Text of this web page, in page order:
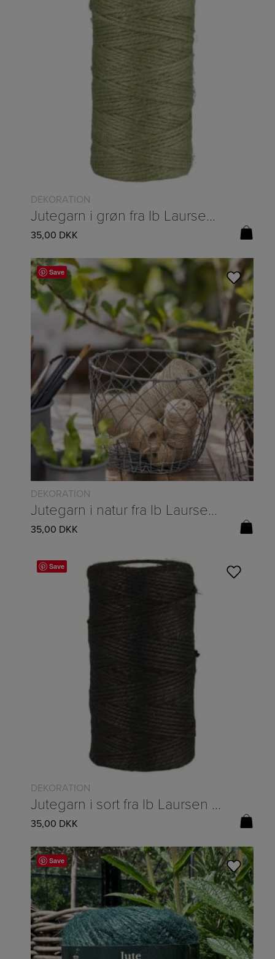
DEKORATION
Jutegarn i grøn fra Ib Laursen – 100 m
35,00 DKK
Save
DEKORATION
Jutegarn i natur fra Ib Laursen – 100 m
35,00 DKK
Save
DEKORATION
Jutegarn i sort fra Ib Laursen – 100 m
35,00 DKK
Save